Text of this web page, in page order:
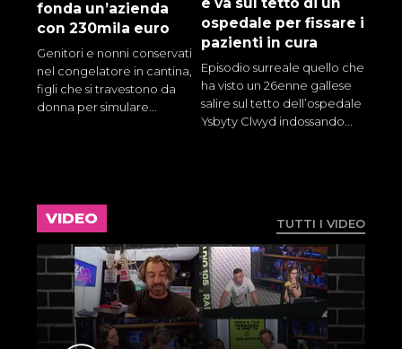
fonda un’azienda
con 230mila euro
Genitori e nonni conservati
nel congelatore in cantina,
figli che si travestono da
donna per simulare...
ospedale per fissare i
pazienti in cura
Episodio surreale quello che
ha visto un 26enne gallese
salire sul tetto dell’ospedale
Ysbyty Clwyd indossando...
VIDEO TUTTI I VIDEO